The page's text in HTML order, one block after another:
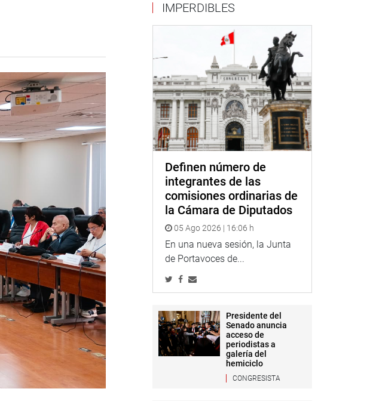
IMPERDIBLES
Definen número de
integrantes de las
comisiones ordinarias de
la Cámara de Diputados
05 Ago 2026 | 16:06 h
En una nueva sesión, la Junta
de Portavoces de...
Presidente del
Senado anuncia
acceso de
periodistas a
galería del
hemiciclo
CONGRESISTA